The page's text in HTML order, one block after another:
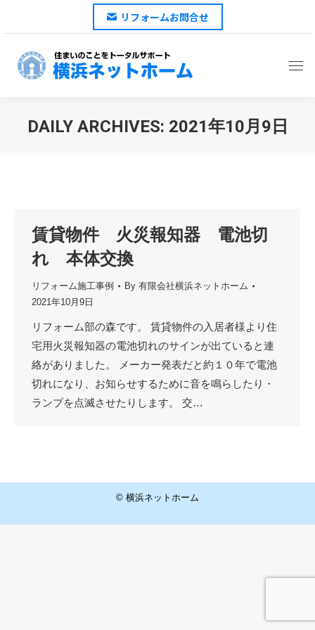
リフォームお問合せ
DAILY ARCHIVES: 2021年10月9日
賃貸物件 火災報知器 電池切
れ 本体交換
リフォーム施工事例 By 有限会社横浜ネットホーム
2021年10月9日
リフォーム部の森です。 賃貸物件の入居者様より住
宅用火災報知器の電池切れのサインが出ていると連
絡がありました。 メーカー発表だと約１０年で電池
切れになり、お知らせするために音を鳴らしたり・
ランプを点滅させたりします。 交…
© 横浜ネットホーム